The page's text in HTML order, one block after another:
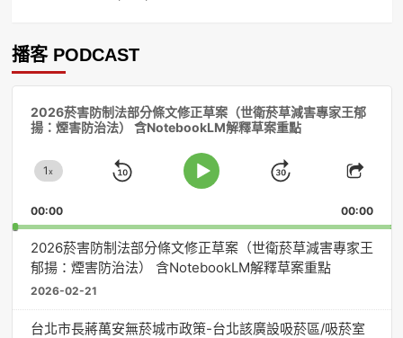
播客 PODCAST
2026菸害防制法部分條文修正草案（世衛菸草減害專家王郁
揚：煙害防治法） 含NotebookLM解釋草案重點
Change
Rate
1x
Skip
Play
Jump
Forward
Share
00:00 00:00
2026菸害防制法部分條文修正草案（世衛菸草減害專家王
郁揚：煙害防治法） 含NotebookLM解釋草案重點
2026-02-21
台北市長蔣萬安無菸城市政策-台北該廣設吸菸區/吸菸室